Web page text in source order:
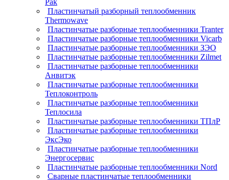
Pak
Пластинчатый разборный теплообменник
Thermowave
Пластинчатые разборные теплообменники Tranter
Пластинчатые разборные теплообменники Vicarb
Пластинчатые разборные теплообменники ЗЭО
Пластинчатые разборные теплообменники Zilmet
Пластинчатые разборные теплообменники
Анвитэк
Пластинчатые разборные теплообменники
Теплоконтроль
Пластинчатые разборные теплообменники
Теплосила
Пластинчатые разборные теплообменники ТПлР
Пластинчатые разборные теплообменники
ЭксЭко
Пластинчатые разборные теплообменники
Энергосервис
Пластинчатые разборные теплообменники Nord
Сварные пластинчатые теплообменники